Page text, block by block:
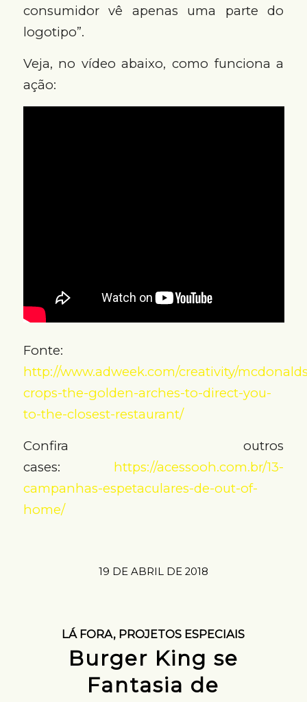
consumidor vê apenas uma parte do
logotipo”.
Veja, no vídeo abaixo, como funciona a
ação:
Fonte:
http://www.adweek.com/creativity/
crops-the-golden-arches-to-direct-you-
to-the-closest-restaurant/
Confira outros
cases: https://acessooh.com.br/13-
campanhas-espetaculares-de-out-of-
home/
19 DE ABRIL DE 2018
LÁ FORA, PROJETOS ESPECIAIS
Burger King se
Fantasia de